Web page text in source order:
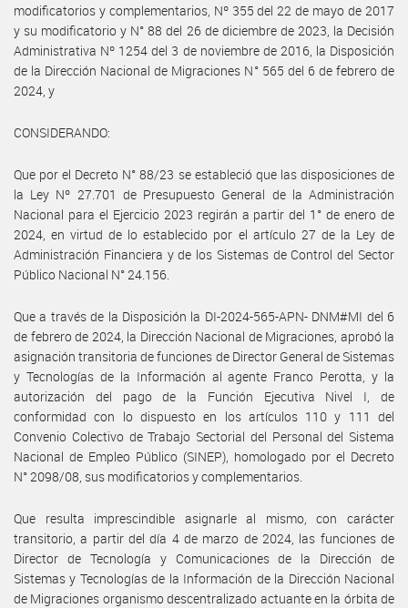
modificatorios y complementarios, Nº 355 del 22 de mayo de 2017
y su modificatorio y N° 88 del 26 de diciembre de 2023, la Decisión
Administrativa Nº 1254 del 3 de noviembre de 2016, la Disposición
de la Dirección Nacional de Migraciones N° 565 del 6 de febrero de
2024, y
CONSIDERANDO:
Que por el Decreto N° 88/23 se estableció que las disposiciones de
la Ley Nº 27.701 de Presupuesto General de la Administración
Nacional para el Ejercicio 2023 regirán a partir del 1° de enero de
2024, en virtud de lo establecido por el artículo 27 de la Ley de
Administración Financiera y de los Sistemas de Control del Sector
Público Nacional N° 24.156.
Que a través de la Disposición la DI-2024-565-APN- DNM#MI del 6
de febrero de 2024, la Dirección Nacional de Migraciones, aprobó la
asignación transitoria de funciones de Director General de Sistemas
y Tecnologías de la Información al agente Franco Perotta, y la
autorización del pago de la Función Ejecutiva Nivel I, de
conformidad con lo dispuesto en los artículos 110 y 111 del
Convenio Colectivo de Trabajo Sectorial del Personal del Sistema
Nacional de Empleo Público (SINEP), homologado por el Decreto
N° 2098/08, sus modificatorios y complementarios.
Que resulta imprescindible asignarle al mismo, con carácter
transitorio, a partir del día 4 de marzo de 2024, las funciones de
Director de Tecnología y Comunicaciones de la Dirección de
Sistemas y Tecnologías de la Información de la Dirección Nacional
de Migraciones organismo descentralizado actuante en la órbita de